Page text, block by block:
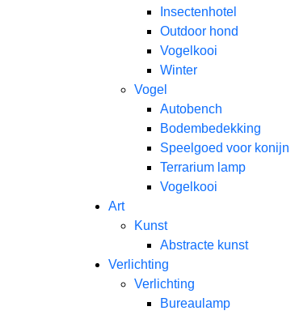
Insectenhotel
Outdoor hond
Vogelkooi
Winter
Vogel
Autobench
Bodembedekking
Speelgoed voor konijn
Terrarium lamp
Vogelkooi
Art
Kunst
Abstracte kunst
Verlichting
Verlichting
Bureaulamp